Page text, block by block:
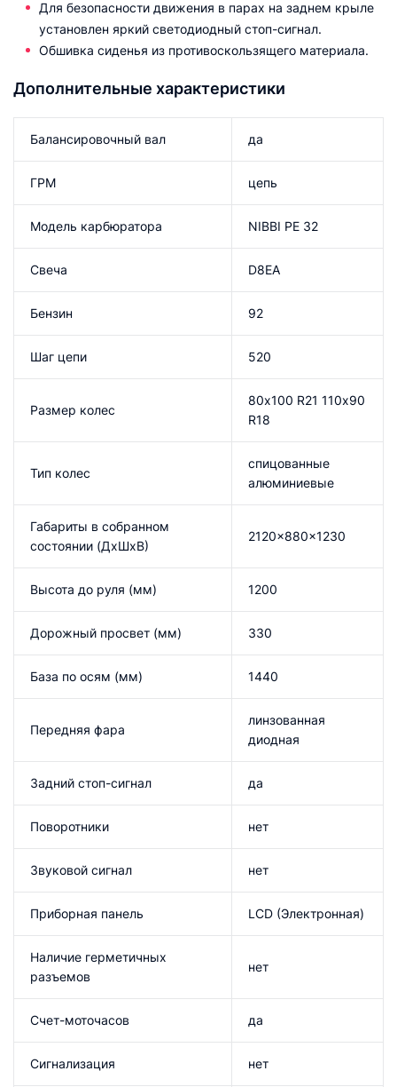
Для безопасности движения в парах на заднем крыле
установлен яркий светодиодный стоп-сигнал.
Обшивка сиденья из противоскользящего материала.
Дополнительные характеристики
Балансировочный вал да
ГРМ цепь
Модель карбюратора NIBBI PE 32
Свеча D8EA
Бензин 92
Шаг цепи 520
Размер колес
80х100 R21 110х90
R18
Тип колес
спицованные
алюминиевые
Габариты в собранном
состоянии (ДхШхВ)
2120x880x1230
Высота до руля (мм) 1200
Дорожный просвет (мм) 330
База по осям (мм) 1440
Передняя фара
линзованная
диодная
Задний стоп-сигнал да
Поворотники нет
Звуковой сигнал нет
Приборная панель LCD (Электронная)
Наличие герметичных
разъемов
нет
Счет-моточасов да
Сигнализация нет